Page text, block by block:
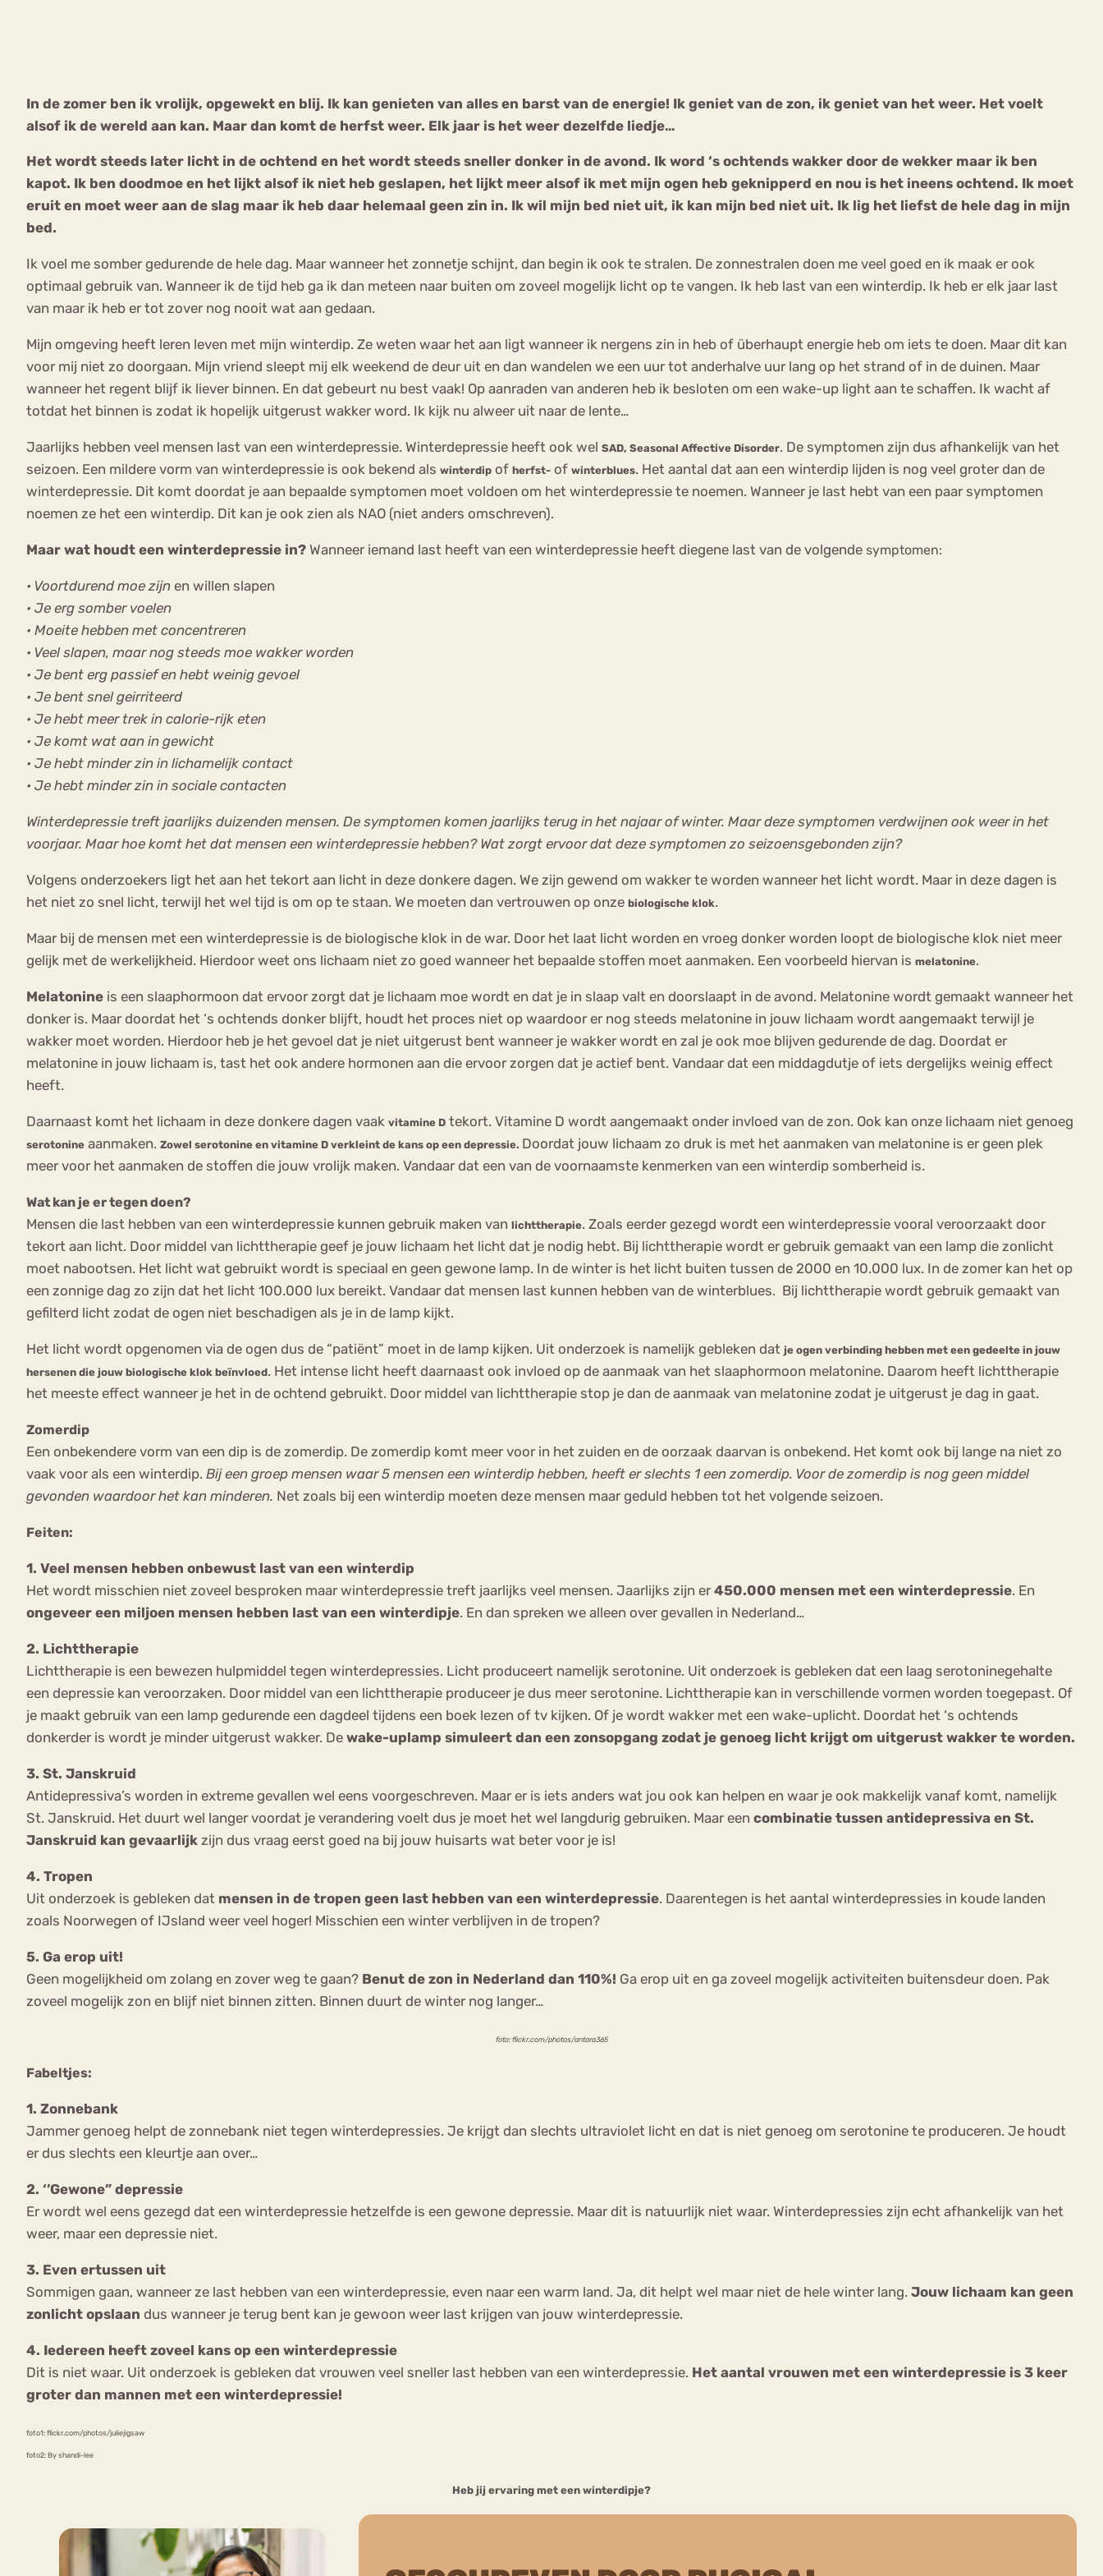
In de zomer ben ik vrolijk, opgewekt en blij. Ik kan genieten van alles en barst van de energie! Ik geniet van de zon, ik geniet van het weer. Het voelt
alsof ik de wereld aan kan. Maar dan komt de herfst weer. Elk jaar is het weer dezelfde liedje…
Het wordt steeds later licht in de ochtend en het wordt steeds sneller donker in de avond. Ik word ‘s ochtends wakker door de wekker maar ik ben
kapot. Ik ben doodmoe en het lijkt alsof ik niet heb geslapen, het lijkt meer alsof ik met mijn ogen heb geknipperd en nou is het ineens ochtend. Ik moet
eruit en moet weer aan de slag maar ik heb daar helemaal geen zin in. Ik wil mijn bed niet uit, ik kan mijn bed niet uit. Ik lig het liefst de hele dag in mijn
bed.
Ik voel me somber gedurende de hele dag. Maar wanneer het zonnetje schijnt, dan begin ik ook te stralen. De zonnestralen doen me veel goed en ik maak er ook
optimaal gebruik van. Wanneer ik de tijd heb ga ik dan meteen naar buiten om zoveel mogelijk licht op te vangen. Ik heb last van een winterdip. Ik heb er elk jaar last
van maar ik heb er tot zover nog nooit wat aan gedaan.
Mijn omgeving heeft leren leven met mijn winterdip. Ze weten waar het aan ligt wanneer ik nergens zin in heb of überhaupt energie heb om iets te doen. Maar dit kan
voor mij niet zo doorgaan. Mijn vriend sleept mij elk weekend de deur uit en dan wandelen we een uur tot anderhalve uur lang op het strand of in de duinen. Maar
wanneer het regent blijf ik liever binnen. En dat gebeurt nu best vaak! Op aanraden van anderen heb ik besloten om een wake-up light aan te schaffen. Ik wacht af
totdat het binnen is zodat ik hopelijk uitgerust wakker word. Ik kijk nu alweer uit naar de lente…
Jaarlijks hebben veel mensen last van een winterdepressie. Winterdepressie heeft ook wel SAD, Seasonal Affective Disorder. De symptomen zijn dus afhankelijk van het
seizoen. Een mildere vorm van winterdepressie is ook bekend als winterdip of herfst- of winterblues. Het aantal dat aan een winterdip lijden is nog veel groter dan de
winterdepressie. Dit komt doordat je aan bepaalde symptomen moet voldoen om het winterdepressie te noemen. Wanneer je last hebt van een paar symptomen
noemen ze het een winterdip. Dit kan je ook zien als NAO (niet anders omschreven).
Maar wat houdt een winterdepressie in? Wanneer iemand last heeft van een winterdepressie heeft diegene last van de volgende symptomen:
• Voortdurend moe zijn en willen slapen
• Je erg somber voelen
• Moeite hebben met concentreren
• Veel slapen, maar nog steeds moe wakker worden
• Je bent erg passief en hebt weinig gevoel
• Je bent snel geirriteerd
• Je hebt meer trek in calorie-rijk eten
• Je komt wat aan in gewicht
• Je hebt minder zin in lichamelijk contact
• Je hebt minder zin in sociale contacten
Winterdepressie treft jaarlijks duizenden mensen. De symptomen komen jaarlijks terug in het najaar of winter. Maar deze symptomen verdwijnen ook weer in het
voorjaar. Maar hoe komt het dat mensen een winterdepressie hebben? Wat zorgt ervoor dat deze symptomen zo seizoensgebonden zijn?
Volgens onderzoekers ligt het aan het tekort aan licht in deze donkere dagen. We zijn gewend om wakker te worden wanneer het licht wordt. Maar in deze dagen is
het niet zo snel licht, terwijl het wel tijd is om op te staan. We moeten dan vertrouwen op onze biologische klok.
Maar bij de mensen met een winterdepressie is de biologische klok in de war. Door het laat licht worden en vroeg donker worden loopt de biologische klok niet meer
gelijk met de werkelijkheid. Hierdoor weet ons lichaam niet zo goed wanneer het bepaalde stoffen moet aanmaken. Een voorbeeld hiervan is melatonine.
Melatonine is een slaaphormoon dat ervoor zorgt dat je lichaam moe wordt en dat je in slaap valt en doorslaapt in de avond. Melatonine wordt gemaakt wanneer het
donker is. Maar doordat het ‘s ochtends donker blijft, houdt het proces niet op waardoor er nog steeds melatonine in jouw lichaam wordt aangemaakt terwijl je
wakker moet worden. Hierdoor heb je het gevoel dat je niet uitgerust bent wanneer je wakker wordt en zal je ook moe blijven gedurende de dag. Doordat er
melatonine in jouw lichaam is, tast het ook andere hormonen aan die ervoor zorgen dat je actief bent. Vandaar dat een middagdutje of iets dergelijks weinig effect
heeft.
Daarnaast komt het lichaam in deze donkere dagen vaak vitamine D tekort. Vitamine D wordt aangemaakt onder invloed van de zon. Ook kan onze lichaam niet genoeg
serotonine aanmaken. Zowel serotonine en vitamine D verkleint de kans op een depressie. Doordat jouw lichaam zo druk is met het aanmaken van melatonine is er geen plek
meer voor het aanmaken de stoffen die jouw vrolijk maken. Vandaar dat een van de voornaamste kenmerken van een winterdip somberheid is.
Wat kan je er tegen doen?
Mensen die last hebben van een winterdepressie kunnen gebruik maken van lichttherapie. Zoals eerder gezegd wordt een winterdepressie vooral veroorzaakt door
tekort aan licht. Door middel van lichttherapie geef je jouw lichaam het licht dat je nodig hebt. Bij lichttherapie wordt er gebruik gemaakt van een lamp die zonlicht
moet nabootsen. Het licht wat gebruikt wordt is speciaal en geen gewone lamp. In de winter is het licht buiten tussen de 2000 en 10.000 lux. In de zomer kan het op
een zonnige dag zo zijn dat het licht 100.000 lux bereikt. Vandaar dat mensen last kunnen hebben van de winterblues. Bij lichttherapie wordt gebruik gemaakt van
gefilterd licht zodat de ogen niet beschadigen als je in de lamp kijkt.
Het licht wordt opgenomen via de ogen dus de “patiënt” moet in de lamp kijken. Uit onderzoek is namelijk gebleken dat je ogen verbinding hebben met een gedeelte in jouw
hersenen die jouw biologische klok beïnvloed. Het intense licht heeft daarnaast ook invloed op de aanmaak van het slaaphormoon melatonine. Daarom heeft lichttherapie
het meeste effect wanneer je het in de ochtend gebruikt. Door middel van lichttherapie stop je dan de aanmaak van melatonine zodat je uitgerust je dag in gaat.
Zomerdip
Een onbekendere vorm van een dip is de zomerdip. De zomerdip komt meer voor in het zuiden en de oorzaak daarvan is onbekend. Het komt ook bij lange na niet zo
vaak voor als een winterdip. Bij een groep mensen waar 5 mensen een winterdip hebben, heeft er slechts 1 een zomerdip. Voor de zomerdip is nog geen middel
gevonden waardoor het kan minderen. Net zoals bij een winterdip moeten deze mensen maar geduld hebben tot het volgende seizoen.
Feiten:
1. Veel mensen hebben onbewust last van een winterdip
Het wordt misschien niet zoveel besproken maar winterdepressie treft jaarlijks veel mensen. Jaarlijks zijn er450.000 mensen met een winterdepressie. En
ongeveer een miljoen mensen hebben last van een winterdipje. En dan spreken we alleen over gevallen in Nederland…
2. Lichttherapie
Lichttherapie is een bewezen hulpmiddel tegen winterdepressies. Licht produceert namelijk serotonine. Uit onderzoek is gebleken dat een laag serotoninegehalte
een depressie kan veroorzaken. Door middel van een lichttherapie produceer je dus meer serotonine. Lichttherapie kan in verschillende vormen worden toegepast. Of
je maakt gebruik van een lamp gedurende een dagdeel tijdens een boek lezen of tv kijken. Of je wordt wakker met een wake-uplicht. Doordat het ‘s ochtends
donkerder is wordt je minder uitgerust wakker. De wake-uplamp simuleert dan een zonsopgang zodat je genoeg licht krijgt om uitgerust wakker te worden.
3. St. Janskruid
Antidepressiva’s worden in extreme gevallen wel eens voorgeschreven. Maar er is iets anders wat jou ook kan helpen en waar je ook makkelijk vanaf komt, namelijk
St. Janskruid. Het duurt wel langer voordat je verandering voelt dus je moet het wel langdurig gebruiken. Maar een combinatie tussen antidepressiva en St.
Janskruid kan gevaarlijk zijn dus vraag eerst goed na bij jouw huisarts wat beter voor je is!
4. Tropen
Uit onderzoek is gebleken dat mensen in de tropen geen last hebben van een winterdepressie. Daarentegen is het aantal winterdepressies in koude landen
zoals Noorwegen of IJsland weer veel hoger! Misschien een winter verblijven in de tropen?
5. Ga erop uit!
Geen mogelijkheid om zolang en zover weg te gaan? Benut de zon in Nederland dan 110%! Ga erop uit en ga zoveel mogelijk activiteiten buitensdeur doen. Pak
zoveel mogelijk zon en blijf niet binnen zitten. Binnen duurt de winter nog langer…
foto: flickr.com/photos/antara365
Fabeltjes:
1. Zonnebank
Jammer genoeg helpt de zonnebank niet tegen winterdepressies. Je krijgt dan slechts ultraviolet licht en dat is niet genoeg om serotonine te produceren. Je houdt
er dus slechts een kleurtje aan over…
2. ‘’Gewone” depressie
Er wordt wel eens gezegd dat een winterdepressie hetzelfde is een gewone depressie. Maar dit is natuurlijk niet waar. Winterdepressies zijn echt afhankelijk van het
weer, maar een depressie niet.
3. Even ertussen uit
Sommigen gaan, wanneer ze last hebben van een winterdepressie, even naar een warm land. Ja, dit helpt wel maar niet de hele winter lang. Jouw lichaam kan geen
zonlicht opslaan dus wanneer je terug bent kan je gewoon weer last krijgen van jouw winterdepressie.
4. Iedereen heeft zoveel kans op een winterdepressie
Dit is niet waar. Uit onderzoek is gebleken dat vrouwen veel sneller last hebben van een winterdepressie. Het aantal vrouwen met een winterdepressie is 3 keer
groter dan mannen met een winterdepressie!
foto1: flickr.com/photos/juliejigsaw
foto2: By shandi-lee
Heb jij ervaring met een winterdipje?
Orthorexia
Afvallen Angst